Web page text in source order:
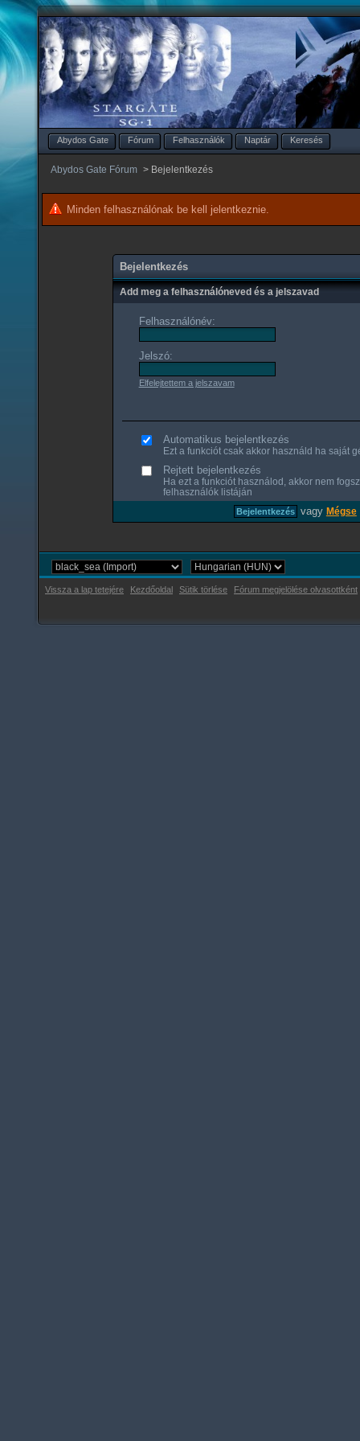
Abydos Gate Fórum Felhasználók Naptár Keresés
Abydos Gate Fórum > Bejelentkezés
Minden felhasználónak be kell jelentkeznie.
Bejelentkezés
Add meg a felhasználóneved és a jelszavad
Felhasználónév:
Jelszó:
Elfelejtettem a jelszavam
Automatikus bejelentkezés
Ezt a funkciót csak akkor használd ha saját
Rejtett bejelentkezés
Ha ezt a funkciót használod, akkor nem
felhasználók listáján
vagy Mégse
Vissza a lap tetejére Kezdőoldal Sütik törlése Fórum megjelölése olvasottként